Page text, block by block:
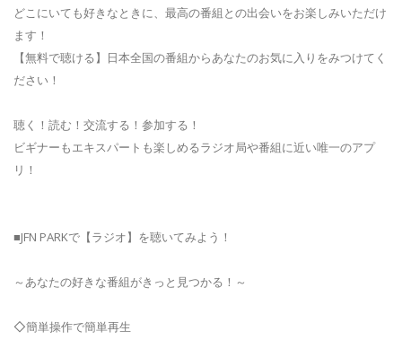
どこにいても好きなときに、最高の番組との出会いをお楽しみいただけ
ます！
【無料で聴ける】日本全国の番組からあなたのお気に入りをみつけてく
ださい！
聴く！読む！交流する！参加する！
ビギナーもエキスパートも楽しめるラジオ局や番組に近い唯一のアプ
リ！
■JFN PARKで【ラジオ】を聴いてみよう！
～あなたの好きな番組がきっと見つかる！～
◇簡単操作で簡単再生